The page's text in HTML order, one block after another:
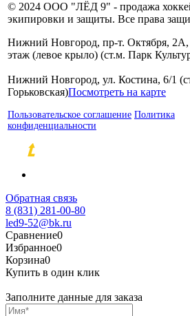
© 2024 ООО "ЛЁД 9" - продажа
экипировки и защиты. Все права
Нижний Новгород, пр-т. Октября, 2А,
этаж (левое крыло) (ст.м. Парк
Нижний Новгород, ул. Костина, 6/1
Горьковская)Посмотреть на карте
Пользовательское соглашение Политика
конфиденциальности
Обратная связь
8 (831) 281-00-80
led9-52@bk.ru
Сравнение0
Избранное0
Корзина0
Купить в один клик
Заполните данные для заказа